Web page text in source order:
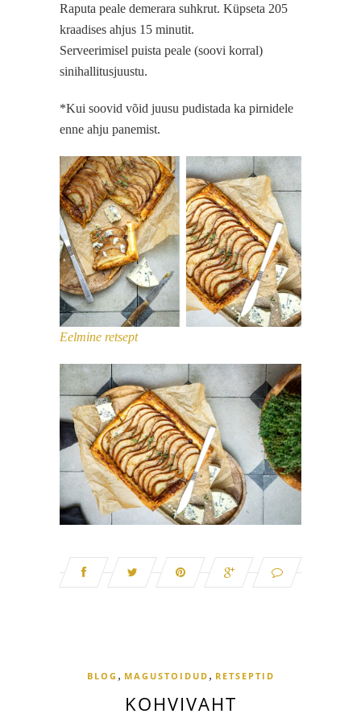
Raputa peale demerara suhkrut. Küpseta 205
kraadises ahjus 15 minutit.
Serveerimisel puista peale (soovi korral)
sinihallitusjuustu.
*Kui soovid võid juusu pudistada ka pirnidele
enne ahju panemist.
Eelmine retsept
BLOG , MAGUSTOIDUD , RETSEPTID
KOHVIVAHT